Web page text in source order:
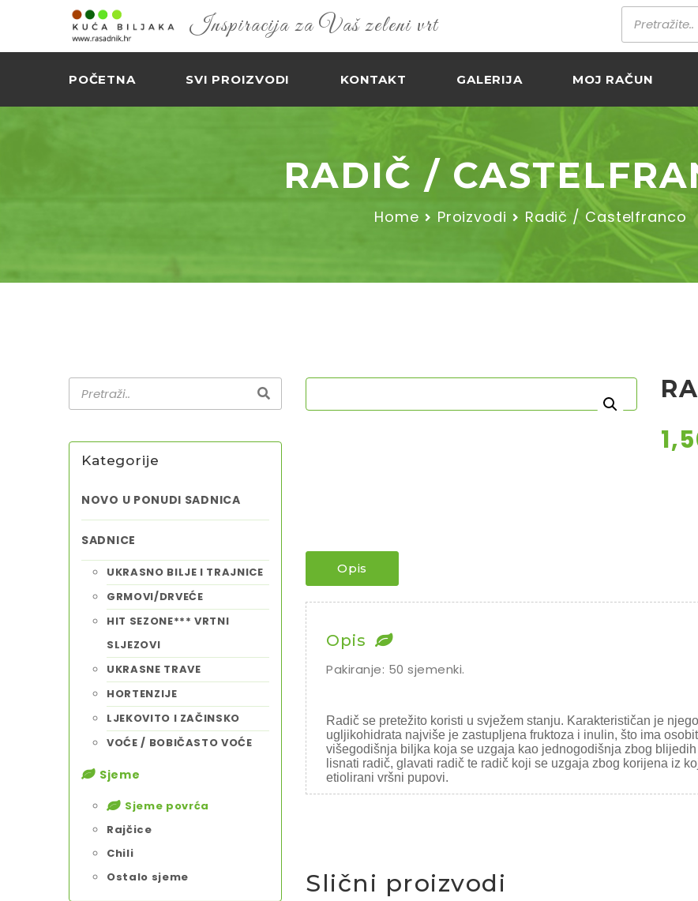
Inspiracija za Vaš zeleni vrt
POČETNA SVI PROIZVODI KONTAKT GALERIJA MOJ RAČUN
RADIČ /
Home Proizvodi Radič / Castelfranco
Kategorije
NOVO U PONUDI SADNICA
SADNICE
UKRASNO BILJE I TRAJNICE
GRMOVI/DRVEĆE
HIT SEZONE*** VRTNI
SLJEZOVI
UKRASNE TRAVE
HORTENZIJE
LJEKOVITO I ZAČINSKO
VOĆE / BOBIČASTO VOĆE
Sjeme
Sjeme povrća
Rajčice
Chili
Ostalo sjeme
Opis
Opis
Pakiranje: 50 sjemenki.
Radič se pretežito koristi u svježem stanju. Karakterističan je
ugljikohidrata najviše je zastupljena fruktoza i inulin, što ima
višegodišnja biljka koja se uzgaja kao jednogodišnja zbog
lisnati radič, glavati radič te radič koji se uzgaja zbog korijena iz
etiolirani vršni pupovi.
Slični proizvodi